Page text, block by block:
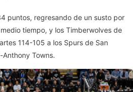
puntos, regresando de un susto por
tiempo, y los Timberwolves de
114-105 a los Spurs de San
Anthony Towns.